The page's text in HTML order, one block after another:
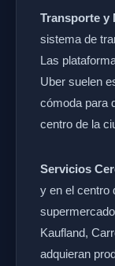
Transporte y
sistema de
Las
Uber suelen
cómoda para
centro de la
Servicios
y en el centro
Kaufland,
adquieran